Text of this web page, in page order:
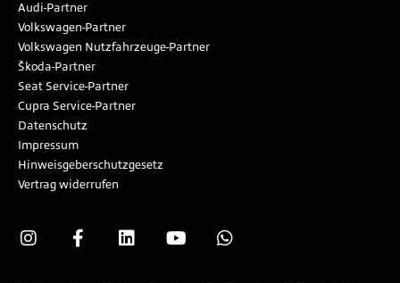
Audi-Partner
Volkswagen-Partner
Volkswagen Nutzfahrzeuge-Partner
Škoda-Partner
Seat Service-Partner
Cupra Service-Partner
Datenschutz
Impressum
Hinweisgeberschutzgesetz
Vertrag widerrufen